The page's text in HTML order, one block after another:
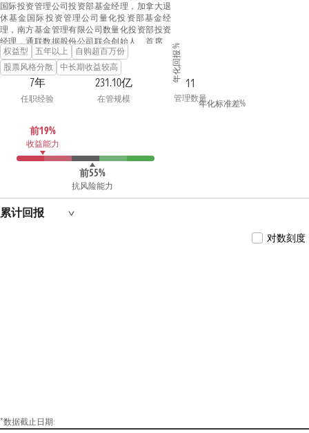
国际投资管理公司投资部基金经理，加拿大退
休基金国际投资管理公司量化投资部基金经
理，南方基金管理有限公司数量化投资部投资
经理，通联数据股份公司联合创始人、首席投
资官，上海寻乾资产管理有限公司投资总监、
总经理，巨杉（上海）资产管理有限公司量化
投资部投资总监等职。
权益型 五年以上
自购超百万份
股票风格分散
中长期收益较高
7年
任职经验
231.10亿
在管规模
11
管理数量
前19%
收益能力
前55%
抗风险能力
年化回报 %
年化标准差%
累计回报
对数刻度
*数据截止日期: